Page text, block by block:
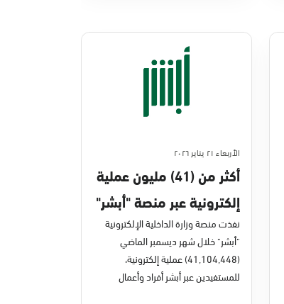
الأربعاء ٢١ يناير ٢٠٢٦
أكثر من (41) مليون عملية
إلكترونية عبر منصة "أبشر"
في ديسمبر 2025م
نفذت منصة وزارة الداخلية الإلكترونية
"أبشر" خلال شهر ديسمبر الماضي
(41,104,448) عملية إلكترونية،
للمستفيدين عبر أبشر أفراد وأعمال